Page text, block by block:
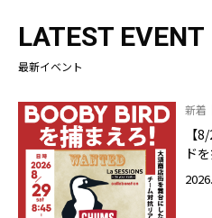
LATEST EVENT
最新イベント
新着
【
ド